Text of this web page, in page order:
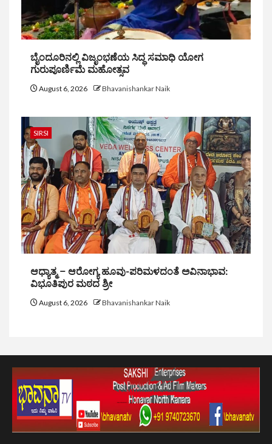
ಬೈಂದೂರಿನಲ್ಲಿ ವಿಜೃಂಭಣೆಯ ಸಿದ್ಧ ಸಮಾಧಿ ಯೋಗ
ಗುರುಪೂರ್ಣಿಮೆ ಮಹೋತ್ಸವ
August 6, 2026 Bhavanishankar Naik
SIRSI
ಆಧ್ಯಾತ್ಮ – ಆರೋಗ್ಯ ಹೂವು-ಪರಿಮಳದಂತೆ ಅವಿನಾಭಾವ:
ವಿಭೂತಿಪುರ ಮಠದ ಶ್ರೀ
August 6, 2026 Bhavanishankar Naik